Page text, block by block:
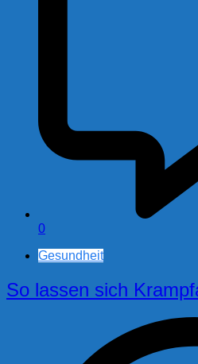
0
Gesundheit
So lassen sich